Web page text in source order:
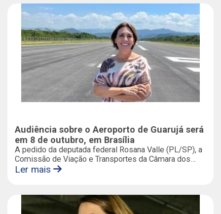
que está à frente das articulações para garantir a
conclusão do processo de homologação e o início
efetivo das operações no terminal.
Audiência sobre o Aeroporto de Guarujá será
em 8 de outubro, em Brasília
A pedido da deputada federal Rosana Valle (PL/SP), a
Comissão de Viação e Transportes da Câmara dos
Deputados realiza, no dia 8 de outubro, audiência
Metropolitano de Guarujá.
Ler mais